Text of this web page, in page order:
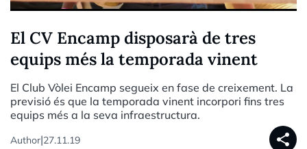
El CV Encamp disposarà de tres
equips més la temporada vinent
El Club Vòlei Encamp segueix en fase de creixement. La
previsió és que la temporada vinent incorpori fins tres
equips més a la seva infraestructura.
Author|27.11.19 share